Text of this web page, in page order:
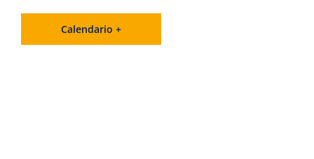
Calendario +